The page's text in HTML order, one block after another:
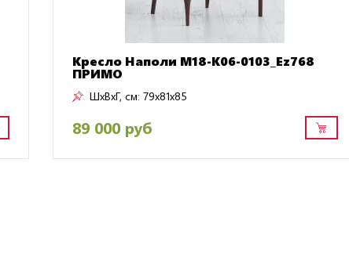
Кресло Наполи M18-K06-0103_Ez768
ПРИМО
ШxВxГ, см: 79x81x85
89 000 руб